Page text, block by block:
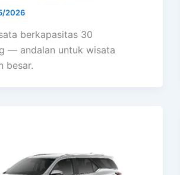
2026
berkapasitas 30
— andalan untuk wisata
besar.